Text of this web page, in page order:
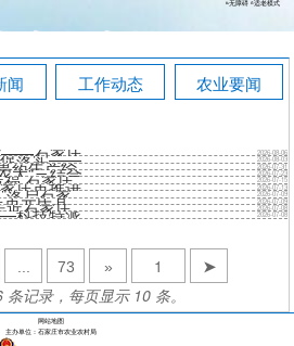
无障碍 适老模式
搜
闻 工作动态
农业要闻
一方“硒沃土”结出“富民果”——石家庄市栾城区做强富硒食品产业集群铺就富民路 2026-08-06
凝心聚力抓科创 压实责任促落实——全市2026年农业科技教育工作培训会召开 2026-08-03
石家庄市进一步规范农药兽药生产经营 使用综合整治行动问题线索征集启事 2026-07-31
实验室搬到地头上—河北农大“三结合基地”落地市农科院赵县基地 2026-07-23
勇于担当 真抓实干 为民造福 石家庄市各单位深入开展树立和践行正确政绩观学习教育 2026-07-15
依河而兴 向美而行——石家庄市推进滹沱河沿岸和美乡村重点片区建设 2026-07-13
河北农业大学"三结合基地"落户石家庄市农林科学研究院赵县实验基地 2026-07-09
以蝎为媒 强村富民 石家庄市元氏县特色养殖拓新路 2026-07-09
鸡舍里“孵”出富民方——走近石家庄市优秀共产党员、市畜牧技术推广站农业技术推广研究员褚素乔 2026-07-08
田间解农忧 车间破瓶颈——科技特派员“把脉”开方送先进技术到一线 2026-07-08
73 » ➤
记录，每页显示 10 条。
网站地图
主办单位：石家庄市农业农村局